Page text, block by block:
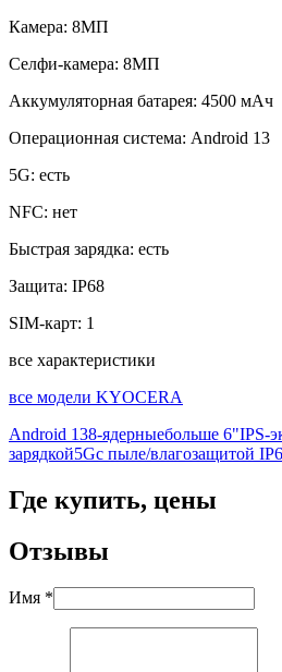
Камера: 8МП
Селфи-камера: 8МП
Аккумуляторная батарея: 4500 мАч
Операционная система: Android 13
5G: есть
NFC: нет
Быстрая зарядка: есть
Защита: IP68
SIM-карт: 1
все характеристики
все модели KYOCERA
Android 138-ядерныебольше 6"IPS-
зарядкой5Gс пыле/влагозащитой
Где купить, цены
Отзывы
Имя *